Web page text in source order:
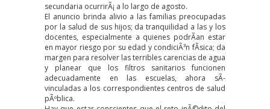
secundaria ocurrirÃ¡ a lo largo de agosto.
El anuncio brinda alivio a las familias preocupadas
por la salud de sus hijos; da tranquilidad a las y los
docentes, especialmente a quienes podrÃ­an estar
en mayor riesgo por su edad y condiciÃ³n fÃ­sica; da
margen para resolver las terribles carencias de agua
y planear que los filtros sanitarios funcionen
adecuadamente en las escuelas, ahora sÃ­
vinculadas a los correspondientes centros de salud
pÃºblica.